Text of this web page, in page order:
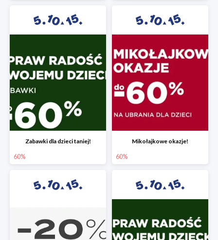
Zabawki dla dzieci taniej!
60%
Mikołajkowe okazje!
60%